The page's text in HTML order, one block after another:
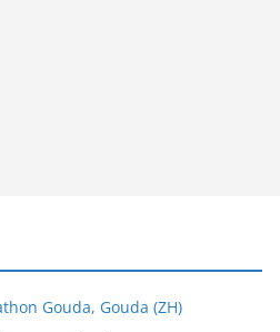
Gouda, Gouda (ZH)